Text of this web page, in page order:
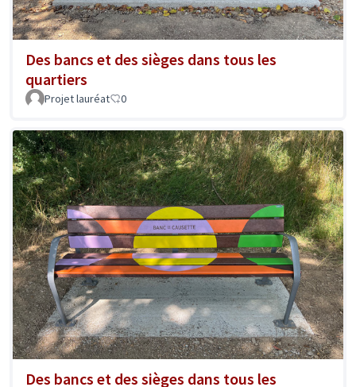
Des bancs et des sièges dans tous les
quartiers
Projet lauréat 0
Des bancs et des sièges dans tous les